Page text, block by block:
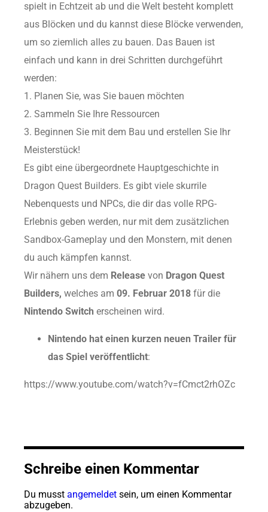
spielt in Echtzeit ab und die Welt besteht komplett
aus Blöcken und du kannst diese Blöcke verwenden,
um so ziemlich alles zu bauen. Das Bauen ist
einfach und kann in drei Schritten durchgeführt
werden:
1. Planen Sie, was Sie bauen möchten
2. Sammeln Sie Ihre Ressourcen
3. Beginnen Sie mit dem Bau und erstellen Sie Ihr
Meisterstück!
Es gibt eine übergeordnete Hauptgeschichte in
Dragon Quest Builders. Es gibt viele skurrile
Nebenquests und NPCs, die dir das volle RPG-
Erlebnis geben werden, nur mit dem zusätzlichen
Sandbox-Gameplay und den Monstern, mit denen
du auch kämpfen kannst.
Wir nähern uns dem Release von Dragon Quest
Builders, welches am 09. Februar 2018 für die
Nintendo Switch erscheinen wird.
Nintendo hat einen kurzen neuen Trailer für
das Spiel veröffentlicht:
https://www.youtube.com/watch?v=fCmct2rhOZc
Schreibe einen Kommentar
Du musst angemeldet sein, um einen Kommentar
abzugeben.